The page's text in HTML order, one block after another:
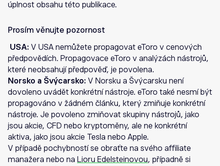
úplnost obsahu této publikace.
Prosím věnujte pozornost
USA: V USA nemůžete propagovat eToro v cenových
předpovědích. Propagovace eToro v analýzách nástrojů,
které neobsahují předpověď, je povolena.
Norsko a Švýcarsko: V Norsku a Švýcarsku není
dovoleno uvádět konkrétní nástroje. eToro také nesmí být
propagováno v žádném článku, který zmiňuje konkrétní
nástroje. Je povoleno zmiňovat skupiny nástrojů, jako
jsou akcie, CFD nebo kryptoměny, ale ne konkrétní
aktiva, jako jsou akcie Tesla nebo Apple.
V případě pochybností se obraťte na svého affiliate
manažera nebo na Lioru Edelsteinovou, případně si